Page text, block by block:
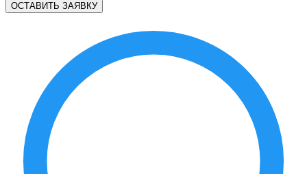
ОСТАВИТЬ ЗАЯВКУ